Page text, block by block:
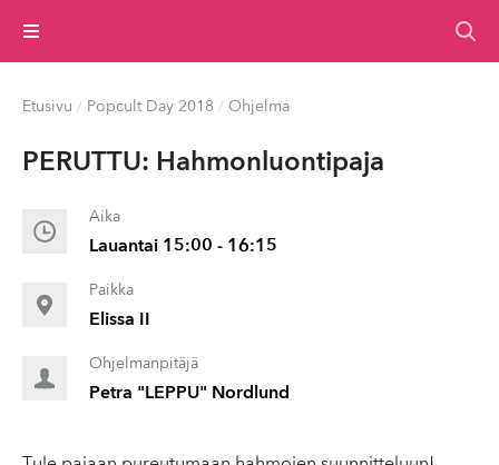
Valikko
Etusivu / Popcult Day 2018 / Ohjelma
PERUTTU: Hah­mon­lu­on­tipa­ja
Aika
Lauantai 15:00 - 16:15
Paikka
Elissa II
Ohjelmanpitäjä
Petra "LEPPU" Nordlund